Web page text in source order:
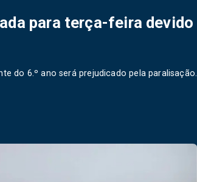
para terça-feira devido
do 6.º ano será prejudicado pela paralisação.